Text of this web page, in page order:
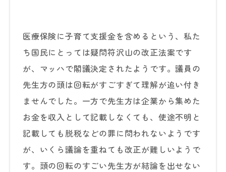
医療保険に子育て支援金を含めるという、私た
ち国民にとっては疑問符沢山の改正法案です
が、マッハで閣議決定されたようです。議員の
先生方の頭は回転がすごすぎて理解が追い付き
ませんでした。一方で先生方は企業から集めた
お金を収入として記載しなくても、使途不明と
記載しても脱税などの罪に問われないようです
が、いくら議論を重ねても改正が難しいようで
す。頭の回転のすごい先生方が結論を出せない